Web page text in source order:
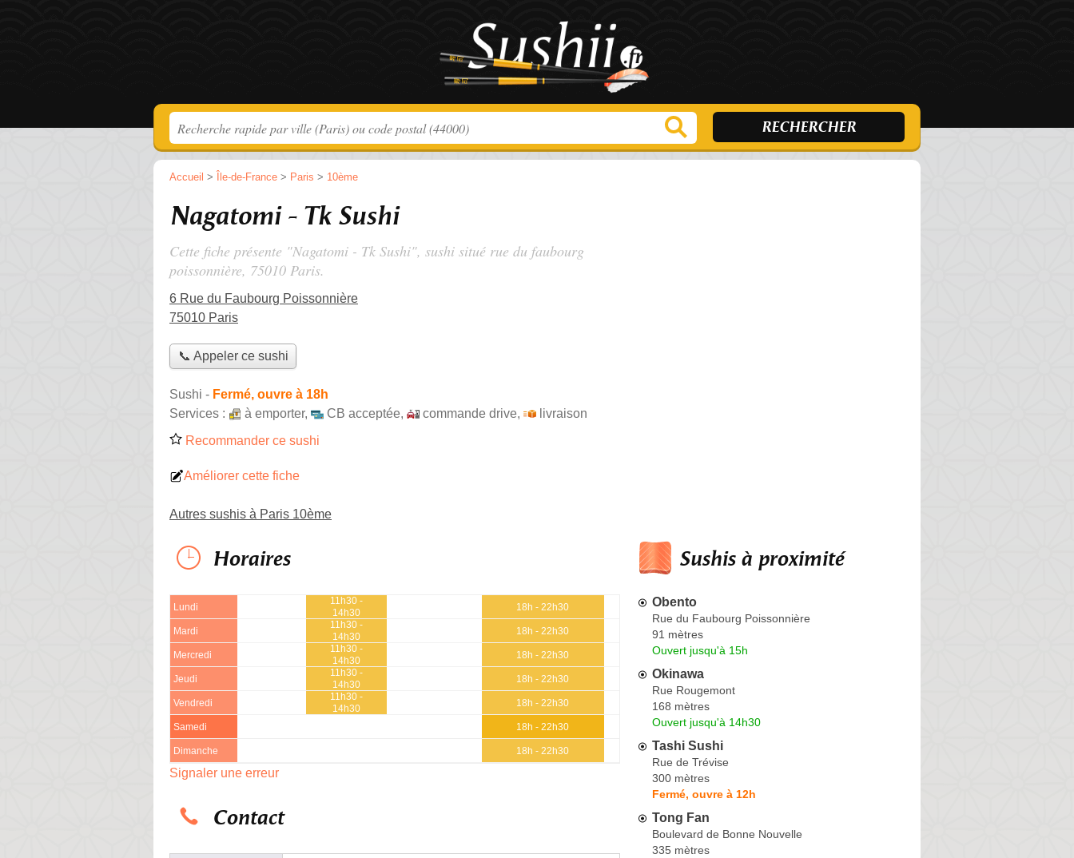
Accueil > Île-de-France > Paris > 10ème
Nagatomi - Tk Sushi
Cette fiche présente "Nagatomi - Tk Sushi", sushi situé rue du faubourg
poissonnière, 75010 Paris.
6 Rue du Faubourg Poissonnière
75010 Paris
📞 Appeler ce sushi
Sushi - Fermé, ouvre à 18h
Services :
à emporter, CB acceptée, commande drive,
livraison
Recommander ce sushi
Améliorer cette fiche
Autres sushis à Paris 10ème
Horaires
Lundi
11h30 -
14h30
18h - 22h30
Mardi
11h30 -
14h30
18h - 22h30
Mercredi
11h30 -
14h30
18h - 22h30
Jeudi
11h30 -
14h30
18h - 22h30
Vendredi
11h30 -
14h30
18h - 22h30
Samedi 18h - 22h30
Dimanche 18h - 22h30
Signaler une erreur
Contact
Sushis à proximité
Obento
Rue du Faubourg Poissonnière
91 mètres
Ouvert jusqu'à 15h
Okinawa
Rue Rougemont
168 mètres
Ouvert jusqu'à 14h30
Tashi Sushi
Rue de Trévise
300 mètres
Fermé, ouvre à 12h
Tong Fan
Boulevard de Bonne Nouvelle
335 mètres